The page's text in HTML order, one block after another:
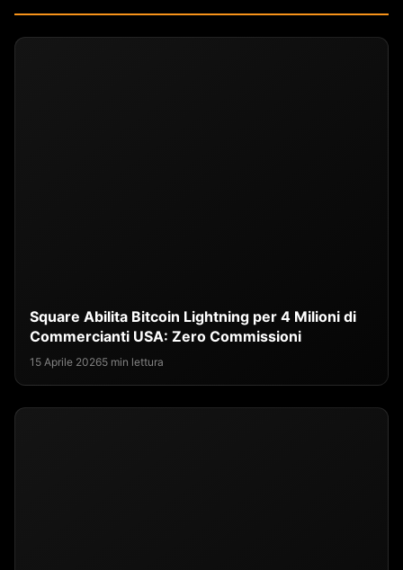
Square Abilita Bitcoin Lightning per 4 Milioni di
Commercianti USA: Zero Commissioni
15 Aprile 20265 min lettura